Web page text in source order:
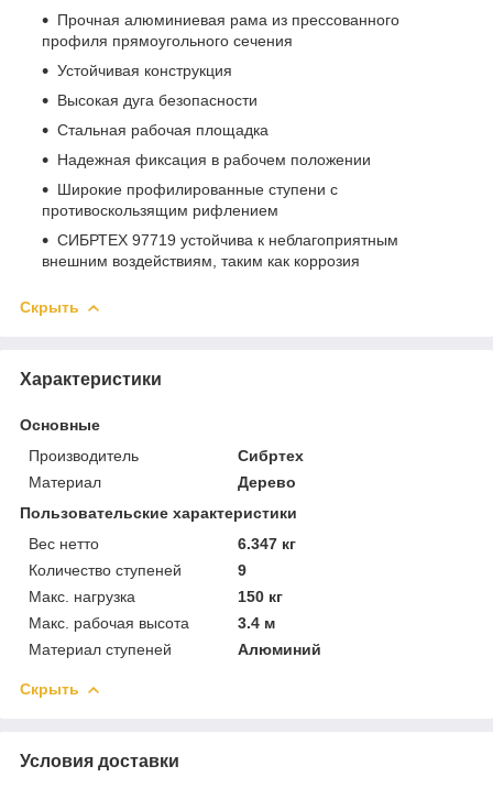
Прочная алюминиевая рама из прессованного
профиля прямоугольного сечения
Устойчивая конструкция
Высокая дуга безопасности
Стальная рабочая площадка
Надежная фиксация в рабочем положении
Широкие профилированные ступени с
противоскользящим рифлением
СИБРТЕХ 97719 устойчива к неблагоприятным
внешним воздействиям, таким как коррозия
Скрыть
Характеристики
Основные
Производитель
Сибртех
Материал
Дерево
Пользовательские характеристики
Вес нетто
6.347 кг
Количество ступеней
9
Макс. нагрузка
150 кг
Макс. рабочая высота
3.4 м
Материал ступеней
Алюминий
Скрыть
Условия доставки